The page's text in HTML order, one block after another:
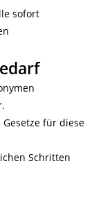
sofort
für diese
Schritten